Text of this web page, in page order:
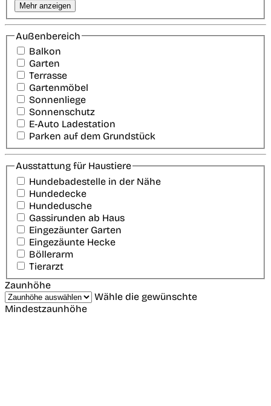
Mehr anzeigen
Außenbereich
Balkon
Garten
Terrasse
Gartenmöbel
Sonnenliege
Sonnenschutz
E-Auto Ladestation
Parken auf dem Grundstück
Ausstattung für Haustiere
Hundebadestelle in der Nähe
Hundedecke
Hundedusche
Gassirunden ab Haus
Eingezäunter Garten
Eingezäunte Hecke
Böllerarm
Tierarzt
Zaunhöhe
Wähle die gewünschte
Mindestzaunhöhe